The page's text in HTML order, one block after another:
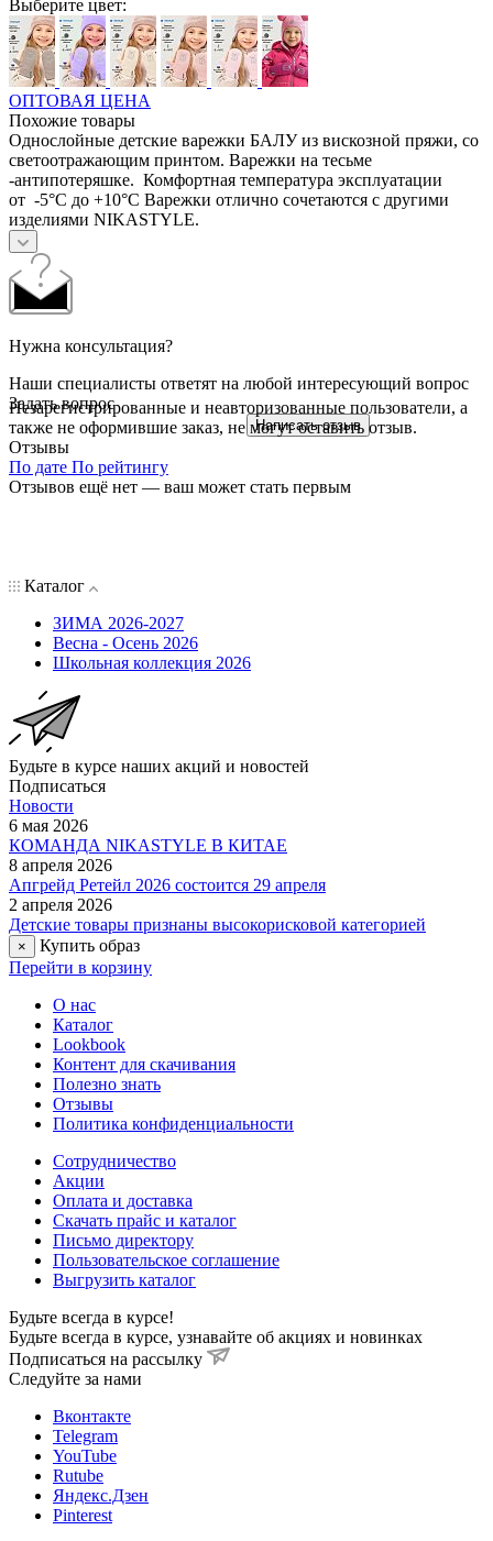
Выберите цвет:
ОПТОВАЯ ЦЕНА
Похожие товары
Однослойные детские варежки БАЛУ из вискозной пряжи, со
светоотражающим принтом. Варежки на тесьме
-антипотеряшке. Комфортная температура эксплуатации
от -5°С до +10°С Варежки отлично сочетаются с другими
изделиями NIKASTYLE.
Нужна консультация?
Наши специалисты ответят на любой интересующий вопрос
Задать вопрос
Написать отзыв
Незарегистрированные и неавторизованные пользователи, а
также не оформившие заказ, не могут оставить отзыв.
Отзывы
По дате По рейтингу
Отзывов ещё нет — ваш может стать первым
Каталог
ЗИМА 2026-2027
Весна - Осень 2026
Школьная коллекция 2026
Будьте в курсе наших акций и новостей
Подписаться
Новости
6 мая 2026
КОМАНДА NIKASTYLE В КИТАЕ
8 апреля 2026
Апгрейд Ретейл 2026 состоится 29 апреля
2 апреля 2026
Детские товары признаны высокорисковой категорией
×
Купить образ
Перейти в корзину
О нас
Каталог
Lookbook
Контент для скачивания
Полезно знать
Отзывы
Политика конфиденциальности
Сотрудничество
Акции
Оплата и доставка
Скачать прайс и каталог
Письмо директору
Пользовательское соглашение
Выгрузить каталог
Будьте всегда в курсе!
Будьте всегда в курсе, узнавайте об акциях и новинках
Подписаться на рассылку
Cледуйте за нами
Вконтакте
Telegram
YouTube
Rutube
Яндекс.Дзен
Pinterest